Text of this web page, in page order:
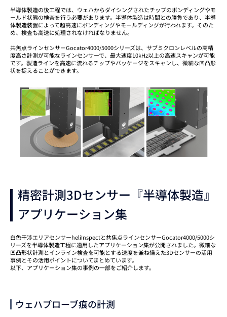
半導体製造の後工程では、ウェハからダイシングされたチップのボンディングやモ
ールド状態の検査を行う必要があります。半導体製造は時間との勝負であり、半導
体製造装置によって超高速にボンディングやモールディングが行われます。そのた
め、検査も高速に処理されなければなりません。
共焦点ラインセンサーGocator4000/5000シリーズは、サブミクロンレベルの高精
度高さ計測が可能なラインセンサーで、最大速度10kHz以上の高速スキャンが可能
です。製造ラインを高速に流れるチップやパッケージをスキャンし、微細な凹凸形
状を捉えることができます。
精密計測3Dセンサー『半導体製造』
アプリケーション集
白色干渉エリアセンサーheliInspectと共焦点ラインセンサーGocator4000/5000シ
リーズを半導体製造工程に適用したアプリケーション集が公開されました。微細な
凹凸形状計測とインライン検査を可能とする速度を兼ね備えた3Dセンサーの活用
事例とその活用ポイントについてまとめています。
以下、アプリケーション集の事例の一部をご紹介します。
ウェハプローブ痕の計測